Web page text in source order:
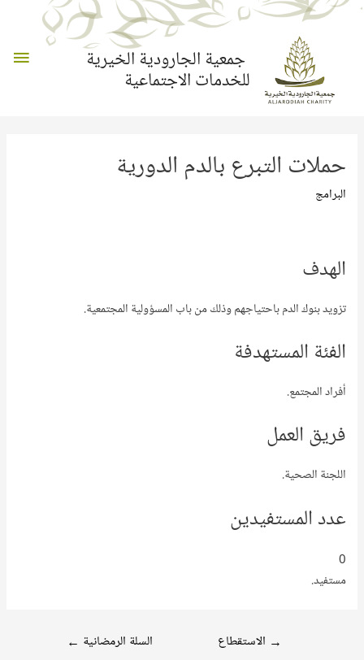
جمعية الجارودية الخيرية
للخدمات الاجتماعية
حملات التبرع بالدم الدورية
البرامج
الهدف
تزويد بنوك الدم باحتياجهم وذلك من باب المسؤولية المجتمعية.
الفئة المستهدفة
أفراد المجتمع.
فريق العمل
اللجنة الصحية.
عدد المستفيدين
0
مستفيد.
تصفّح→ الاستقطاع
السلة الرمضانية ←